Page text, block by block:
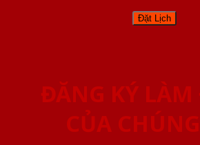
ĐĂNG KÝ
CỦA